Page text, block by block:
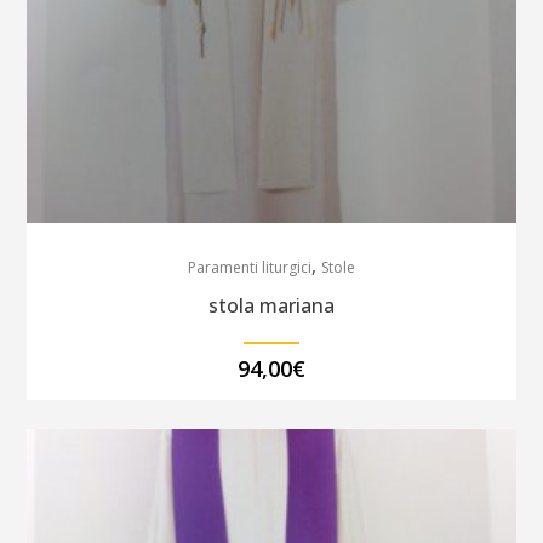
Paramenti liturgici, Stole
stola mariana
94,00€